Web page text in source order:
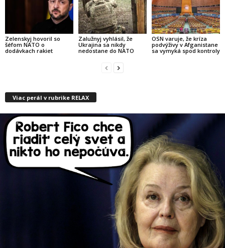
Zelenskyj hovoril so
šéfom NATO o
dodávkach rakiet
Zalužnyj vyhlásil, že
Ukrajina sa nikdy
nedostane do NATO
OSN varuje, že kríza
podvýživy v Afganistane
sa vymyká spod kontroly
Viac perál v rubrike RELAX